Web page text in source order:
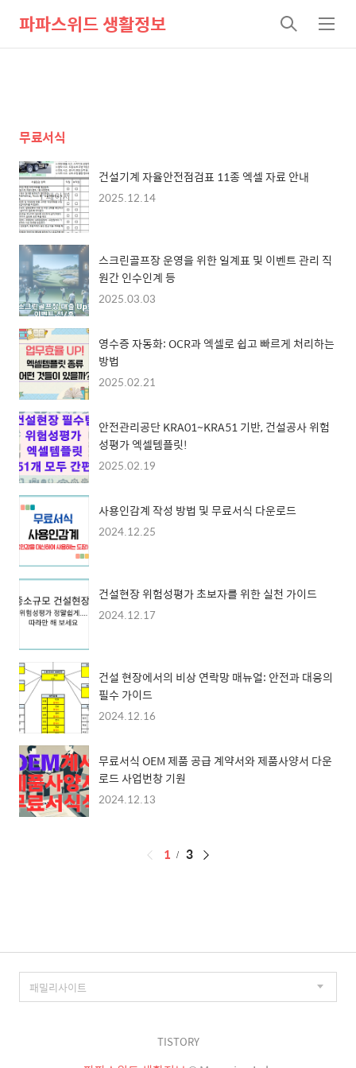
파파스위드 생활정보
검
색
메
뉴
무료서식
건설기계 자율안전점검표 11종 엑셀 자료 안내
2025.12.14
스크린골프장 운영을 위한 일계표 및 이벤트 관리 직
원간 인수인계 등
2025.03.03
영수증 자동화: OCR과 엑셀로 쉽고 빠르게 처리하는
방법
2025.02.21
안전관리공단 KRA01~KRA51 기반, 건설공사 위험
성평가 엑셀템플릿!
2025.02.19
사용인감계 작성 방법 및 무료서식 다운로드
2024.12.25
건설현장 위험성평가 초보자를 위한 실천 가이드
2024.12.17
건설 현장에서의 비상 연락망 매뉴얼: 안전과 대응의
필수 가이드
2024.12.16
무료서식 OEM 제품 공급 계약서와 제품사양서 다운
로드 사업번창 기원
2024.12.13
페
1 3
TISTORY